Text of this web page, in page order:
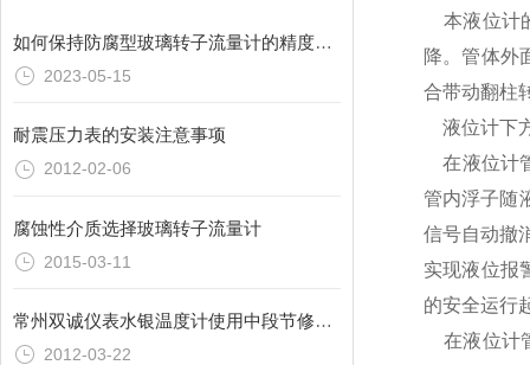
如何保持防腐型玻璃转子流量计的精度？实用小技巧详解
2023-05-15
耐震压力表的安装注意事项
2012-02-06
腐蚀性介质选择玻璃转子流量计
2015-03-11
常州双诚仪表水银温度计使用中段节修理方法
2012-03-22
本液位计
降。管体外
合带动翻柱
液位计下
在液位计
管内浮子随
信号自动撤
实现液位报
的安全运行
在液位计